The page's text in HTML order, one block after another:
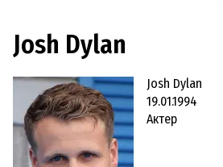
Josh Dylan
Josh Dylan
19.01.1994
Актер